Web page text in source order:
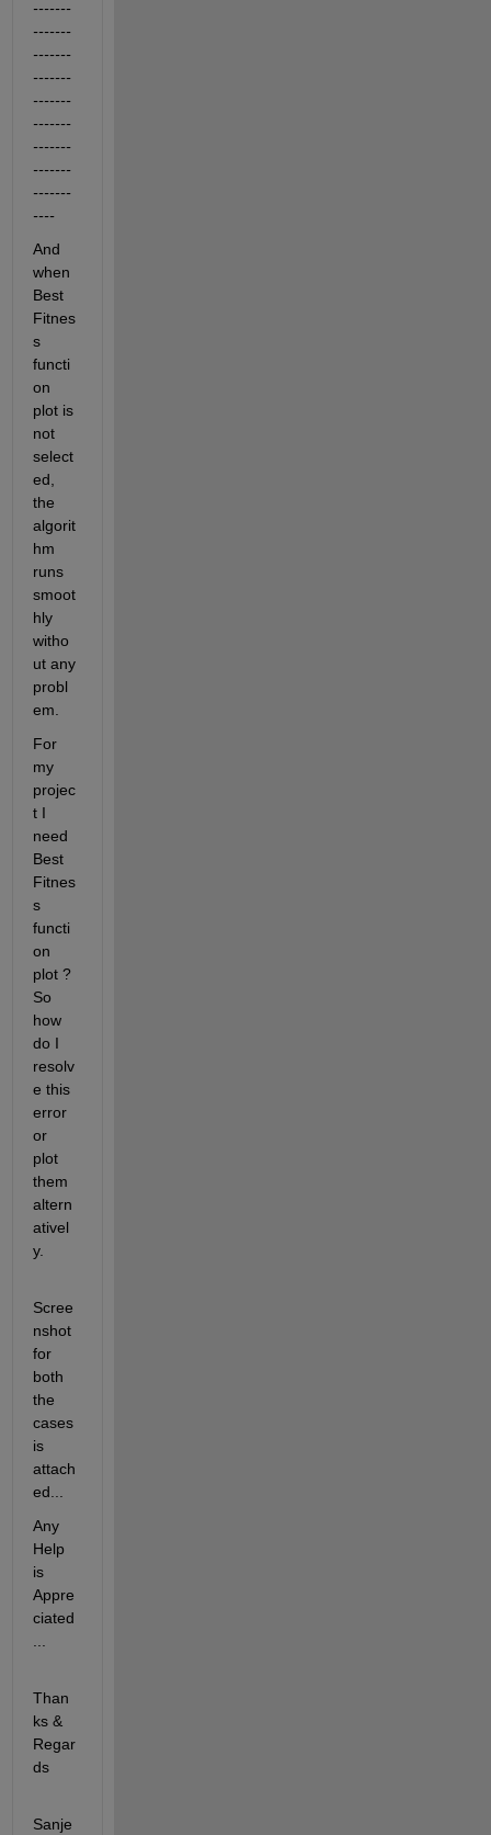
-------
-------
-------
-------
-------
-------
-------
-------
-------
----
And
when
Best
Fitnes
s
functi
on
plot is
not
select
ed,
the
algorit
hm
runs
smoot
hly
witho
ut any
probl
em.
For
my
projec
t I
need
Best
Fitnes
s
functi
on
plot ?
So
how
do I
resolv
e this
error
or
plot
them
altern
ativel
y.
Scree
nshot
for
both
the
cases
is
attach
ed...
Any
Help
is
Appre
ciated
Than
ks &
Regar
ds
Sanje